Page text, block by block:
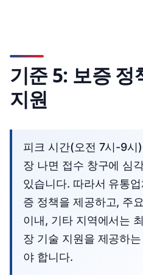
기준 5: 보증 정
지원
피크 시간(오전 7시-9시)에 의료 키오스크가 고
장 나면 접수 창구에 심
있습니다. 따라서 유통
증 정책을 제공하고, 주
이내, 기타 지역에서는
장 기술 지원을 제공하
야 합니다.